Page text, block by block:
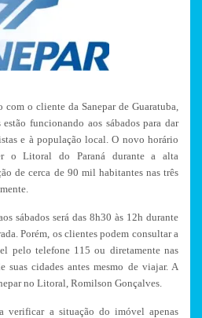
o cliente da Sanepar de Guaratuba,
funcionando aos sábados para dar
e à população local. O novo horário
o Litoral do Paraná durante a alta
de cerca de 90 mil habitantes nas três
sábados será das 8h30 às 12h durante
Porém, os clientes podem consultar a
pelo telefone 115 ou diretamente nas
suas cidades antes mesmo de viajar. A
no Litoral, Romilson Gonçalves.
verificar a situação do imóvel apenas